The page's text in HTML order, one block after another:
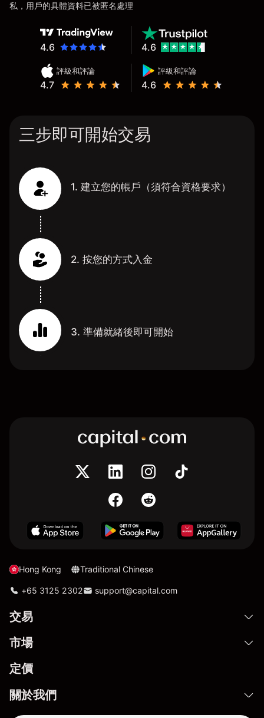
私，用戶的具體資料已被匿名處理
4.6
評級和評論
4.7
評級和評論
4.6
4.6
三步即可開始交易
1. 建立您的帳戶（須符合資格要求）
2. 按您的方式入金
3. 準備就緒後即可開始
Hong Kong Traditional Chinese
+65 3125 2302 support@capital.com
交易
市場
定價
關於我們